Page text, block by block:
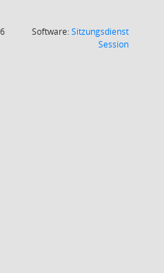
Software:Sitzungsdienst
Session(Wird in